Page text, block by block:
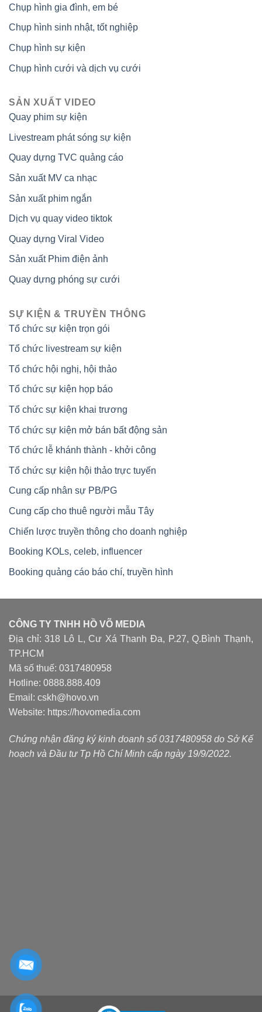
Chụp hình gia đình, em bé
Chụp hình sinh nhật, tốt nghiệp
Chụp hình sự kiện
Chụp hình cưới và dịch vụ cưới
SẢN XUẤT VIDEO
Quay phim sự kiện
Livestream phát sóng sự kiện
Quay dựng TVC quảng cáo
Sản xuất MV ca nhạc
Sản xuất phim ngắn
Dịch vụ quay video tiktok
Quay dựng Viral Video
Sản xuất Phim điện ảnh
Quay dựng phóng sự cưới
SỰ KIỆN & TRUYỀN THÔNG
Tổ chức sự kiện trọn gói
Tổ chức livestream sự kiện
Tổ chức hội nghị, hội thảo
Tổ chức sự kiện họp báo
Tổ chức sự kiện khai trương
Tổ chức sự kiện mở bán bất động sản
Tổ chức lễ khánh thành - khởi công
Tổ chức sự kiện hội thảo trực tuyến
Cung cấp nhân sự PB/PG
Cung cấp cho thuê người mẫu Tây
Chiến lược truyền thông cho doanh nghiệp
Booking KOLs, celeb, influencer
Booking quảng cáo báo chí, truyền hình
CÔNG TY TNHH HỒ VÕ MEDIA
Địa chỉ: 318 Lô L, Cư Xá Thanh Đa, P.27, Q.Bình Thạnh,
TP.HCM
Mã số thuế: 0317480958
Hotline: 0888.888.409
Email: cskh@hovo.vn
Website: https://hovomedia.com
Chứng nhận đăng ký kinh doanh số 0317480958 do Sở Kế
hoạch và Đầu tư Tp Hồ Chí Minh cấp ngày 19/9/2022.